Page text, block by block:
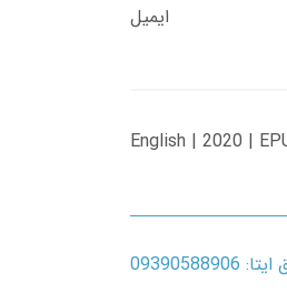
ایمیل
English | 2020 |